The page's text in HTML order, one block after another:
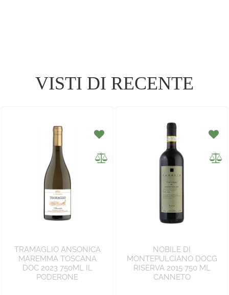
VISTI DI RECENTE
TRAMAGLIO ANSONICA
MAREMMA TOSCANA
DOC 2023 750ML IL
PODERONE
NOBILE DI
MONTEPULCIANO DOCG
RISERVA 2015 750 ML
CANNETO